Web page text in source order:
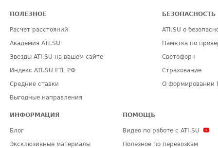
ПОЛЕЗНОЕ
Расчет расстояний
Академия ATI.SU
Звезды ATI.SU на вашем сайте
Индекс ATI.SU FTL РФ
Средние ставки
Выгодные направления
БЕЗОПАСНОСТЬ
ATI.SU о
Памятка по
Светофор+
Страхование
О формировании
ИНФОРМАЦИЯ
Блог
Эксклюзивные материалы
ПОМОЩЬ
Видео по работе с ATI.SU
Полезное по перевозкам